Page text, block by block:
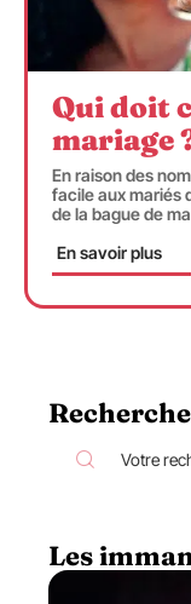
Qui doit
mariage
En raison des
facile aux mariés
de la bague de
En savoir plus
Recherche
Les